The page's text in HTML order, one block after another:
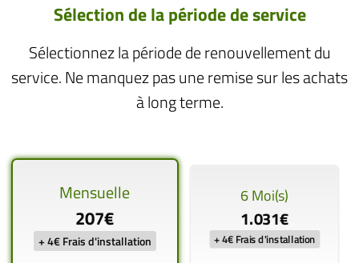
Sélection de la période de service
Sélectionnez la période de renouvellement du
service. Ne manquez pas une remise sur les achats
à long terme.
Mensuelle
207€
+ 4€ Frais d'installation
6 Moi(s)
1.031€
+ 4€ Frais d'installation